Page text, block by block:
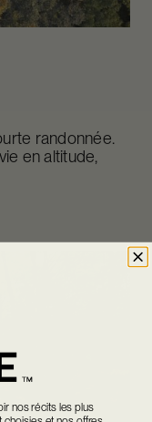
randonnée.
en altitude,
nos récits les plus